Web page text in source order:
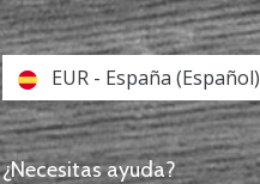
EUR - España (Español)
¿Necesitas ayuda?